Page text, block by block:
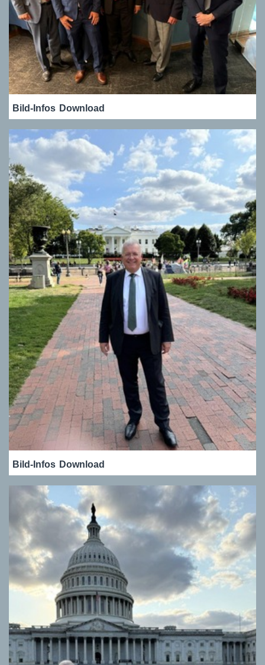
Bild-Infos Download
Bild-Infos Download